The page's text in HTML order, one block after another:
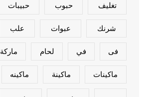
تغليف حبوب حبيبات
شرنك عبوات علب
فى في لحام ماركة
ماكينات ماكينة ماكينه